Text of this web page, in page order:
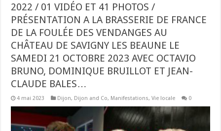
2022 / 01 VIDÉO ET 41 PHOTOS /
PRÉSENTATION A LA BRASSERIE DE FRANCE
DE LA FOULÉE DES VENDANGES AU
CHÂTEAU DE SAVIGNY LES BEAUNE LE
SAMEDI 21 OCTOBRE 2023 AVEC OCTAVIO
BRUNO, DOMINIQUE BRUILLOT ET JEAN-
CLAUDE BALES…
4 mai 2023 Dijon, Dijon and Co, Manifestations,Vie locale 0